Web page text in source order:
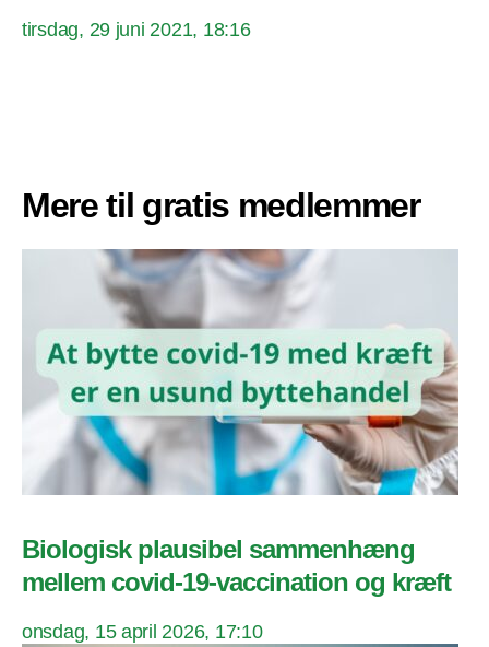
tirsdag, 29 juni 2021, 18:16
Mere til gratis medlemmer
Biologisk plausibel sammenhæng
mellem covid-19-vaccination og kræft
onsdag, 15 april 2026, 17:10